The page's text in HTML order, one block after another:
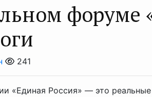
форуме
241
«Единая Россия» — это